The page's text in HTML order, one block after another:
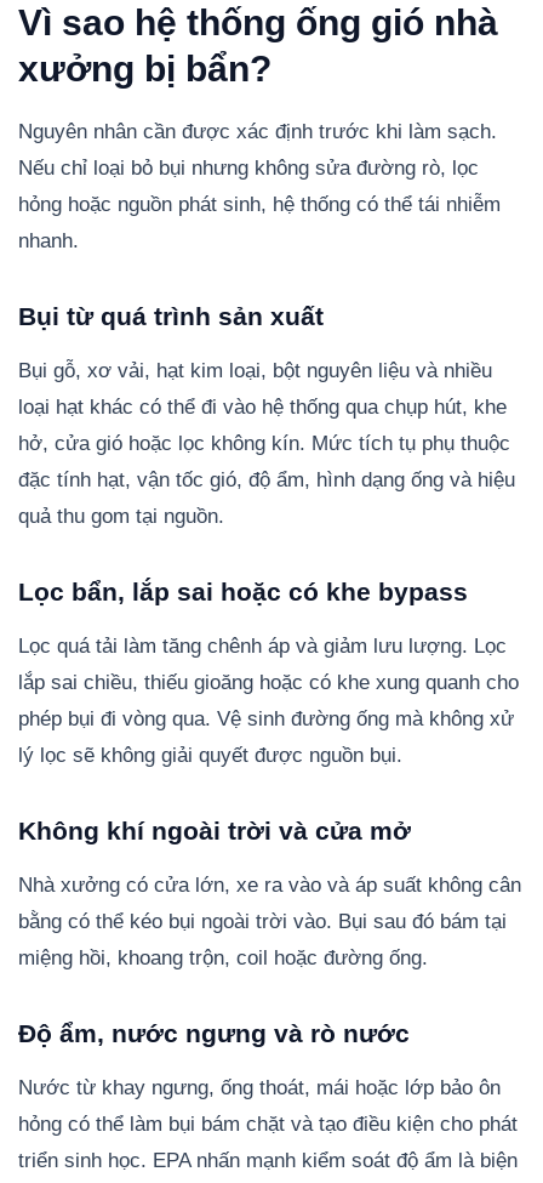
Vì sao hệ thống ống gió nhà
xưởng bị bẩn?
Nguyên nhân cần được xác định trước khi làm sạch.
Nếu chỉ loại bỏ bụi nhưng không sửa đường rò, lọc
hỏng hoặc nguồn phát sinh, hệ thống có thể tái nhiễm
nhanh.
Bụi từ quá trình sản xuất
Bụi gỗ, xơ vải, hạt kim loại, bột nguyên liệu và nhiều
loại hạt khác có thể đi vào hệ thống qua chụp hút, khe
hở, cửa gió hoặc lọc không kín. Mức tích tụ phụ thuộc
đặc tính hạt, vận tốc gió, độ ẩm, hình dạng ống và hiệu
quả thu gom tại nguồn.
Lọc bẩn, lắp sai hoặc có khe bypass
Lọc quá tải làm tăng chênh áp và giảm lưu lượng. Lọc
lắp sai chiều, thiếu gioăng hoặc có khe xung quanh cho
phép bụi đi vòng qua. Vệ sinh đường ống mà không xử
lý lọc sẽ không giải quyết được nguồn bụi.
Không khí ngoài trời và cửa mở
Nhà xưởng có cửa lớn, xe ra vào và áp suất không cân
bằng có thể kéo bụi ngoài trời vào. Bụi sau đó bám tại
miệng hồi, khoang trộn, coil hoặc đường ống.
Độ ẩm, nước ngưng và rò nước
Nước từ khay ngưng, ống thoát, mái hoặc lớp bảo ôn
hỏng có thể làm bụi bám chặt và tạo điều kiện cho phát
triển sinh học. EPA nhấn mạnh kiểm soát độ ẩm là biện